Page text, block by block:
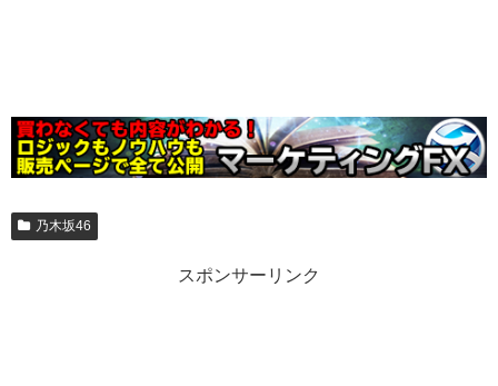
乃木坂46
スポンサーリンク